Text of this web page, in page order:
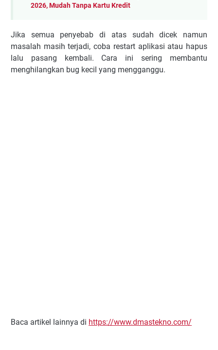
2026, Mudah Tanpa Kartu Kredit
Jika semua penyebab di atas sudah dicek namun
masalah masih terjadi, coba restart aplikasi atau hapus
lalu pasang kembali. Cara ini sering membantu
menghilangkan bug kecil yang mengganggu.
Baca artikel lainnya di https://www.dmastekno.com/